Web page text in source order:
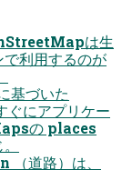
は生
利用するのが
基づいた
ぐにアプリケー
の places
道路）は、